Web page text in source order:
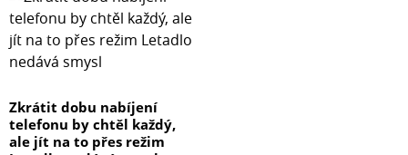
Zkrátit dobu nabíjení
telefonu by chtěl každý,
ale jít na to přes režim